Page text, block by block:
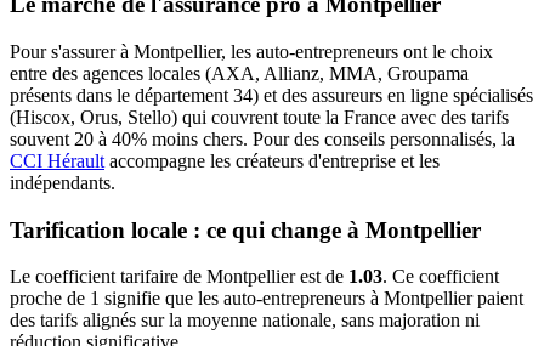
Pour s'assurer à Montpellier, les auto-entrepreneurs ont le choix
entre des agences locales (AXA, Allianz, MMA, Groupama
présents dans le département 34) et des assureurs en ligne spécialisés
(Hiscox, Orus, Stello) qui couvrent toute la France avec des tarifs
souvent 20 à 40% moins chers. Pour des conseils personnalisés, la
CCI Hérault accompagne les créateurs d'entreprise et les
indépendants.
Tarification locale : ce qui change à Montpellier
Le coefficient tarifaire de Montpellierest de 1.03. Ce coefficient
proche de 1 signifie que les auto-entrepreneurs à Montpellier paient
des tarifs alignés sur la moyenne nationale, sans majoration ni